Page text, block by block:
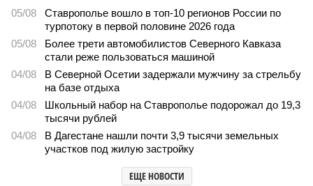
05/08
Ставрополье вошло в топ-10 регионов России по
турпотоку в первой половине 2026 года
05/08
Более трети автомобилистов Северного Кавказа
стали реже пользоваться машиной
04/08
В Северной Осетии задержали мужчину за стрельбу
на базе отдыха
04/08
Школьный набор на Ставрополье подорожал до 19,3
тысячи рублей
04/08
В Дагестане нашли почти 3,9 тысячи земельных
участков под жилую застройку
ЕЩЕ НОВОСТИ